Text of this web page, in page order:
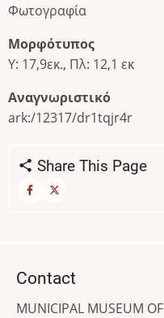
Φωτογραφία
Μορφότυπος
Υ: 17,9εκ., Πλ: 12,1 εκ
Αναγνωριστικό
ark:/12317/dr1tqjr4r
Share This Page
Contact
MUNICIPAL MUSEUM OF